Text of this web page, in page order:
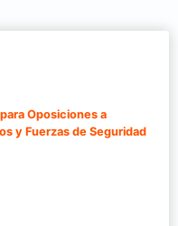
Oposiciones a
y Fuerzas de Seguridad